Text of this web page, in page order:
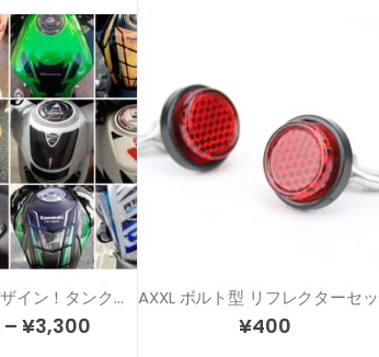
30種類以上のデザイン！タンクのドレスアップ＆傷防止！カスタム タンクパッド
– ¥3,300 ¥400